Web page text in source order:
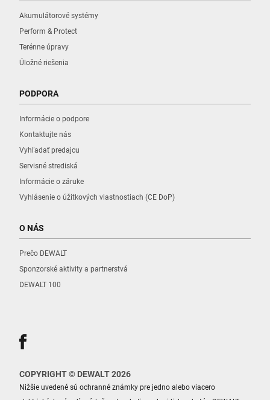
Akumulátorové systémy
Perform & Protect
Terénne úpravy
Úložné riešenia
PODPORA
Informácie o podpore
Kontaktujte nás
Vyhľadať predajcu
Servisné strediská
Informácie o záruke
Vyhlásenie o úžitkových vlastnostiach (CE DoP)
O NÁS
Prečo DEWALT
Sponzorské aktivity a partnerstvá
DEWALT 100
COPYRIGHT © DEWALT 2026
Nižšie uvedené sú ochranné známky pre jedno alebo viacero